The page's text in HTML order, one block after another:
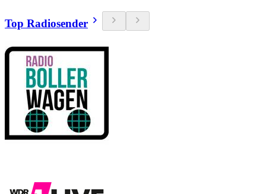
Top Radiosender